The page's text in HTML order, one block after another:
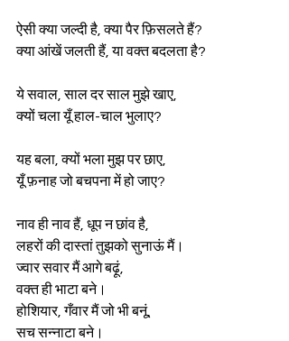
ऐसी क्या जल्दी है, क्या पैर फ़िसलते हैं?
क्या आंखें जलती हैं, या वक्त बदलता है?
ये सवाल, साल दर साल मुझे खाए,
क्यों चला यूँ हाल-चाल भुलाए?
यह बला, क्यों भला मुझ पर छाए,
यूँ फ़नाह जो बचपना में हो जाए?
नाव ही नाव हैं, धूप न छांव है,
लहरों की दास्तां तुझको सुनाऊं मैं।
ज्वार सवार मैं आगे बढ़ूं,
वक्त ही भाटा बने।
होशियार, गँवार मैं जो भी बनूं,
सच सन्नाटा बने।